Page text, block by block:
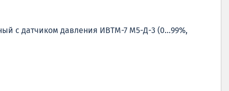
с датчиком давления ИВТМ-7 М5-Д-3 (0...99%,